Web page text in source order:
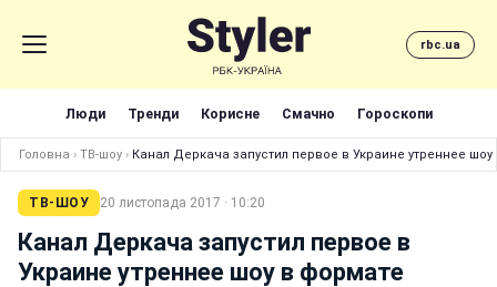
rbc.ua
Люди Тренди Корисне Смачно Гороскопи
Головна › ТВ-шоу › Канал Деркача запустил первое в Украине утреннее
ТВ-ШОУ 20 листопада 2017 · 10:20
Канал Деркача запустил первое в
Украине утреннее шоу в формате